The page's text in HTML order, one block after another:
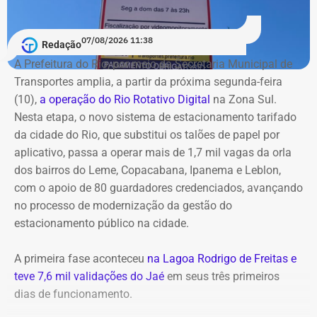
presidente da Alerj é a escolha do substituto de
Domingos Brazão no cargo de conselheiro do Tribunal de
Contas do Estado (TCE-RJ). Ele foi condenado pelo
Supremo Tribunal Federal (STF) por ter sido um dos
mandantes do assassinato da vereadora Marielle Franco
e do motorista Anderson Gome.
A indicação fica sob responsabilidade da Alerj e Couto
sinalizou que não interferirá, desde que o escolhido não
seja ligado ao grupo político de Cláudio Castro. Douglas
Ruas convocou uma reunião do Colégio de Líderes, que
deve acontecer já na próxima segunda-feira (10) para
resolver as duas situações. O objetivo deve ser definir um
Tribunal de Contas, além de prazos para sabatinas e
votações.
Redação07/08/2026 11:38
A Prefeitura do Rio, por meio da Secretaria Municipal de
Transportes amplia, a partir da próxima segunda-feira
(10), a operação do Rio Rotativo Digital na Zona Sul.
Nesta etapa, o novo sistema de estacionamento tarifado
da cidade do Rio, que substitui os talões de papel por
aplicativo, passa a operar mais de 1,7 mil vagas da orla
dos bairros do Leme, Copacabana, Ipanema e Leblon,
com o apoio de 80 guardadores credenciados, avançando
no processo de modernização da gestão do
estacionamento público na cidade.
A primeira fase aconteceu na Lagoa Rodrigo de Freitas e
teve 7,6 mil validações do Jaé em seus três primeiros
dias de funcionamento.